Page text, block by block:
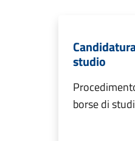
studio
borse di